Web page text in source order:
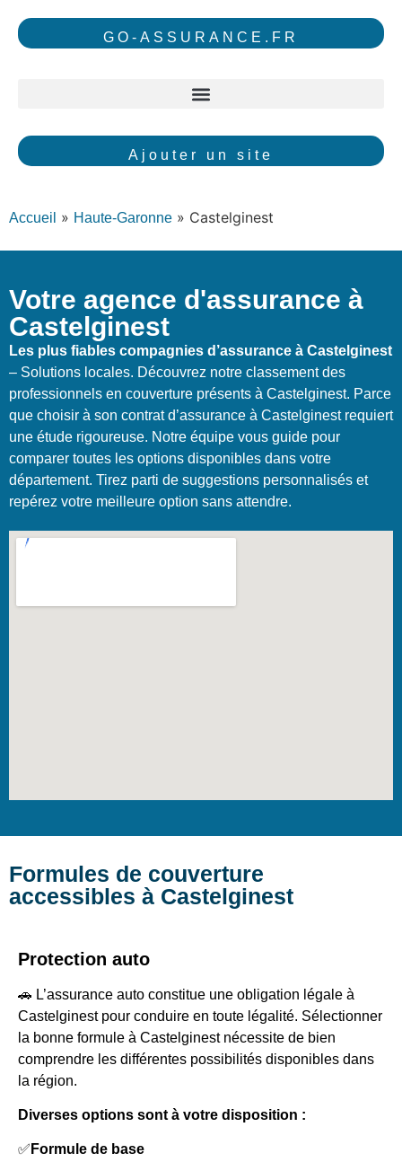
GO-ASSURANCE.FR
Ajouter un site
Accueil » Haute-Garonne » Castelginest
Votre agence d'assurance à
Castelginest
Les plus fiables compagnies d’assurance à Castelginest
– Solutions locales. Découvrez notre classement des
professionnels en couverture présents à Castelginest. Parce
que choisir à son contrat d’assurance à Castelginest requiert
une étude rigoureuse. Notre équipe vous guide pour
comparer toutes les options disponibles dans votre
département. Tirez parti de suggestions personnalisés et
repérez votre meilleure option sans attendre.
Formules de couverture
accessibles à Castelginest
Protection auto
🚗 L’assurance auto constitue une obligation légale à
Castelginest pour conduire en toute légalité. Sélectionner
la bonne formule à Castelginest nécessite de bien
comprendre les différentes possibilités disponibles dans
la région.
Diverses options sont à votre disposition :
✅ Formule de base